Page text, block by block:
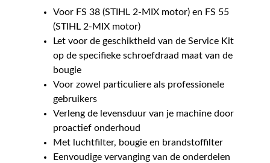
Voor FS 38 (STIHL 2-MIX motor) en FS 55
(STIHL 2-MIX motor)
Let voor de geschiktheid van de Service Kit
op de specifieke schroefdraad maat van de
bougie
Voor zowel particuliere als professionele
gebruikers
Verleng de levensduur van je machine door
proactief onderhoud
Met luchtfilter, bougie en brandstoffilter
Eenvoudige vervanging van de onderdelen